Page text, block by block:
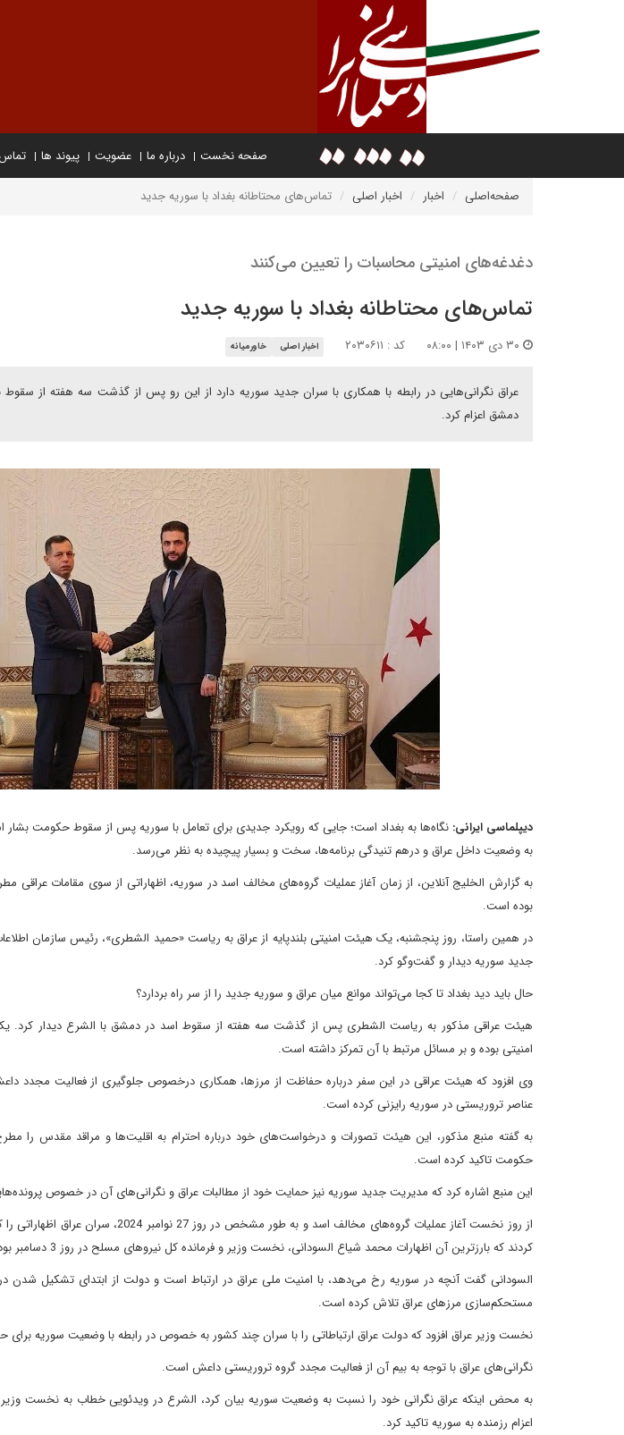
صفحه نخست درباره ما عضویت پیوند ها تماس
صفحه‌اصلی اخبار اخبار اصلی تماس‌های محتاطانه بغداد با سوریه جدید
دغدغه‌های امنیتی محاسبات را تعیین می‌کنند
تماس‌های محتاطانه بغداد با سوریه جدید
کد : ۲۰۳۰۶۱۱ اخبار اصلی خاورمیانه
عراق نگرانی‌هایی در رابطه با همکاری با سران جدید سوریه دارد از این رو پس از گذشت سه هفته از
دمشق اعزام کرد.
دیپلماسی ایرانی: نگاه‌ها به بغداد است؛ جایی که رویکرد جدیدی برای تعامل با سوریه پس از سقوط حکومت
به وضعیت داخل عراق و درهم تنیدگی برنامه‌ها، سخت و بسیار پیچیده به نظر می‌رسد.
به گزارش الخلیج آنلاین، از زمان آغاز عملیات گروه‌های مخالف اسد در سوریه، اظهاراتی از سوی مقامات عراقی
بوده است.
در همین راستا، روز پنجشنبه، یک هیئت امنیتی بلندپایه از عراق به ریاست «حمید الشطری»، رئیس سازمان
جدید سوریه دیدار و گفت‌وگو کرد.
حال باید دید بغداد تا کجا می‌تواند موانع میان عراق و سوریه جدید را از سر راه بردارد؟
هیئت عراقی مذکور به ریاست الشطری پس از گذشت سه هفته از سقوط اسد در دمشق با الشرع دیدار کرد.
امنیتی بوده و بر مسائل مرتبط با آن تمرکز داشته است.
وی افزود که هیئت عراقی در این سفر درباره حفاظت از مرز‌ها، همکاری درخصوص جلوگیری از فعالیت
عناصر تروریستی در سوریه رایزنی کرده است.
به گفته منبع مذکور، این هیئت تصورات و درخواست‌های خود درباره احترام به اقلیت‌ها و مراقد مقدس را
حکومت تاکید کرده است.
این منبع اشاره کرد که مدیریت جدید سوریه نیز حمایت خود از مطالبات عراق و نگرانی‌های آن در خصوص
از روز نخست آغاز عملیات گروه‌های مخالف اسد و به
کردند که بارزترین آن اظهارات محمد شیاع السودانی، نخست وزیر و فرمانده کل نیروهای مسلح در روز 3 دسامبر بود.
السودانی گفت آنچه در سوریه رخ می‌دهد، با امنیت ملی عراق در ارتباط است و دولت از ابتدای تشکیل شدن
مستحکم‌سازی مرزهای عراق تلاش کرده است.
نخست وزیر عراق افزود که دولت عراق ارتباطاتی را با سران چند کشور به خصوص در رابطه با وضعیت سوریه برای
نگرانی‌های عراق با توجه به بیم آن از فعالیت مجدد گروه تروریستی داعش است.
به محض اینکه عراق نگرانی خود را نسبت به وضعیت سوریه بیان کرد، الشرع در ویدئویی خطاب به نخست وزیر
اعزام رزمنده به سوریه تاکید کرد.